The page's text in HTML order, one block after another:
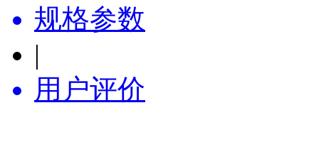
规格参数
|
用户评价